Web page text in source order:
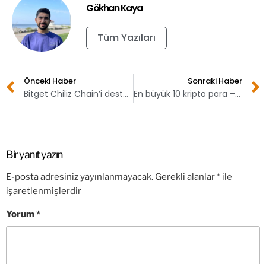
Gökhan Kaya
Tüm Yazıları
Önceki Haber
Bitget Chiliz Chain’i destekleyecek!
Sonraki Haber
En büyük 10 kripto para – 22 Ekim
Bir yanıt yazın
E-posta adresiniz yayınlanmayacak. Gerekli alanlar* ile
işaretlenmişlerdir
Yorum*